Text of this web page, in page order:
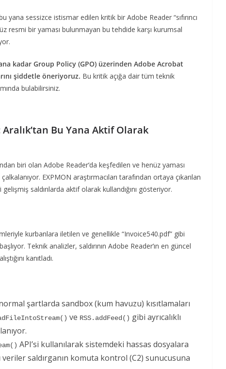
yana sessizce istismar edilen kritik bir Adobe Reader “sıfırıncı
resmi bir yaması bulunmayan bu tehdide karşı kurumsal
kadar Group Policy (GPO) üzerinden Adobe Acrobat
şiddetle öneriyoruz. Bu kritik açığa dair tüm teknik
bulabilirsiniz.
Bu Yana Aktif Olarak
biri olan Adobe Reader’da keşfedilen ve henüz yaması
EXPMON araştırmacıları tarafından ortaya çıkarılan
gelişmiş saldırılarda aktif olarak kullandığını gösteriyor.
kurbanlara iletilen ve genellikle “Invoice540.pdf” gibi
Teknik analizler, saldırının Adobe Reader’ın en güncel
kanıtladı.
şartlarda sandbox (kum havuzu) kısıtlamaları
ve RSS.addFeed() gibi ayrıcalıklı
API’si kullanılarak sistemdeki hassas dosyalara
saldırganın komuta kontrol (C2) sunucusuna